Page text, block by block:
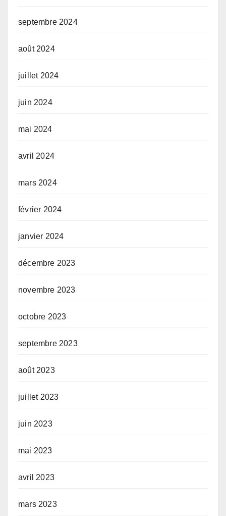
septembre 2024
août 2024
juillet 2024
juin 2024
mai 2024
avril 2024
mars 2024
février 2024
janvier 2024
décembre 2023
novembre 2023
octobre 2023
septembre 2023
août 2023
juillet 2023
juin 2023
mai 2023
avril 2023
mars 2023